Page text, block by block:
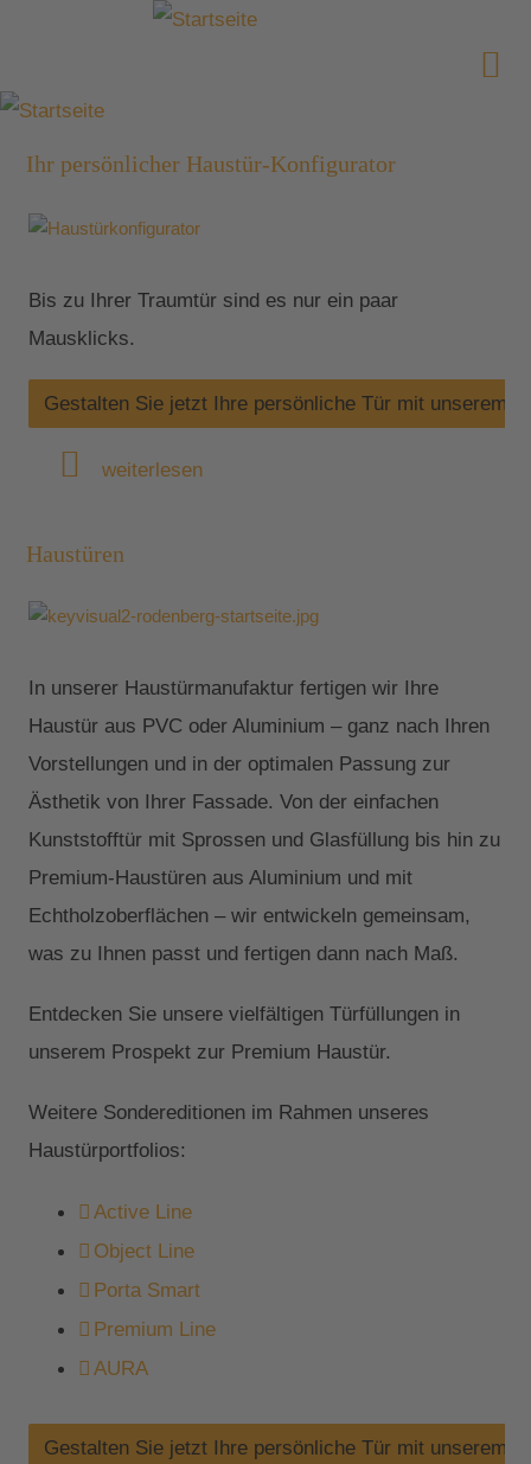
Ihr persönlicher Haustür-Konfigurator
Bis zu Ihrer Traumtür sind es nur ein paar
Mausklicks.
Gestalten Sie jetzt Ihre persönliche Tür mit unserem
weiterlesen
Haustüren
In unserer Haustürmanufaktur fertigen wir Ihre
Haustür aus PVC oder Aluminium – ganz nach Ihren
Vorstellungen und in der optimalen Passung zur
Ästhetik von Ihrer Fassade. Von der einfachen
Kunststofftür mit Sprossen und Glasfüllung bis hin zu
Premium-Haustüren aus Aluminium und mit
Echtholzoberflächen – wir entwickeln gemeinsam,
was zu Ihnen passt und fertigen dann nach Maß.
Entdecken Sie unsere vielfältigen Türfüllungen in
unserem Prospekt zur Premium Haustür.
Weitere Sondereditionen im Rahmen unseres
Haustürportfolios:
Active Line
Object Line
Porta Smart
Premium Line
AURA
Gestalten Sie jetzt Ihre persönliche Tür mit unserem